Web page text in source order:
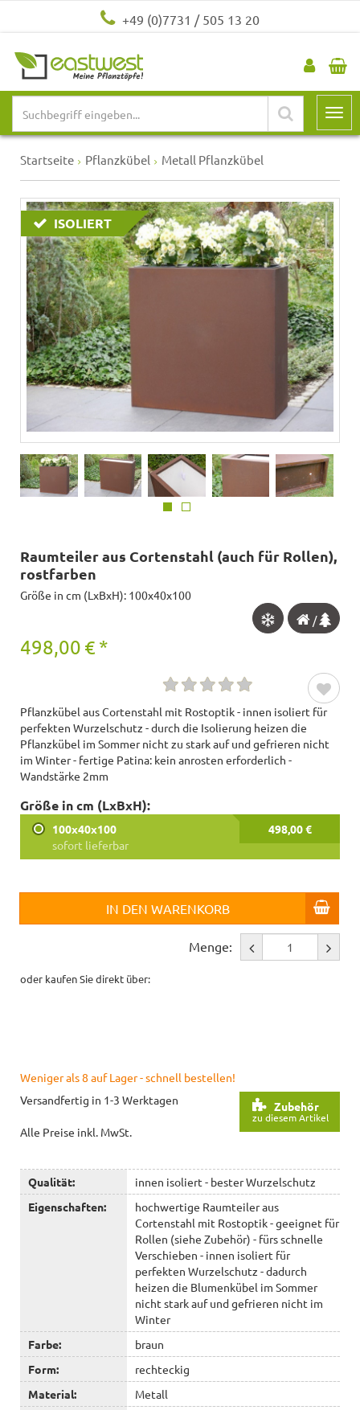
+49 (0)7731 / 505 13 20
Startseite Pflanzkübel Metall Pflanzkübel
ISOLIERT
Raumteiler aus Cortenstahl (auch für Rollen),
rostfarben
Größe in cm (LxBxH): 100x40x100
/
498,00 € *
Pflanzkübel aus Cortenstahl mit Rostoptik - innen isoliert für
perfekten Wurzelschutz - durch die Isolierung heizen die
Pflanzkübel im Sommer nicht zu stark auf und gefrieren nicht
im Winter - fertige Patina: kein anrosten erforderlich -
Wandstärke 2mm
Größe in cm (LxBxH):
100x40x100
498,00 €
sofort lieferbar
IN DEN WARENKORB
Menge:
oder kaufen Sie direkt über:
Weniger als 8 auf Lager - schnell bestellen!
Zubehör
zu diesem Artikel
Versandfertig in 1-3 Werktagen
Alle Preise inkl. MwSt.
Qualität:
innen isoliert - bester Wurzelschutz
Eigenschaften:
hochwertige Raumteiler aus
Cortenstahl mit Rostoptik - geeignet für
Rollen (siehe Zubehör) - fürs schnelle
Verschieben - innen isoliert für
perfekten Wurzelschutz - dadurch
heizen die Blumenkübel im Sommer
nicht stark auf und gefrieren nicht im
Winter
Farbe:
braun
Form:
rechteckig
Material:
Metall